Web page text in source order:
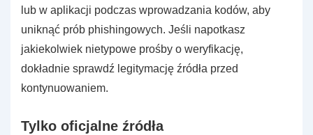
lub w aplikacji podczas wprowadzania kodów, aby
uniknąć prób phishingowych. Jeśli napotkasz
jakiekolwiek nietypowe prośby o weryfikację,
dokładnie sprawdź legitymację źródła przed
kontynuowaniem.
Tylko oficjalne źródła